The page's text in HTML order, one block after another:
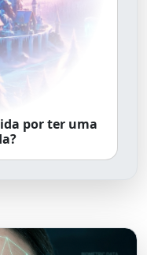
por ter uma